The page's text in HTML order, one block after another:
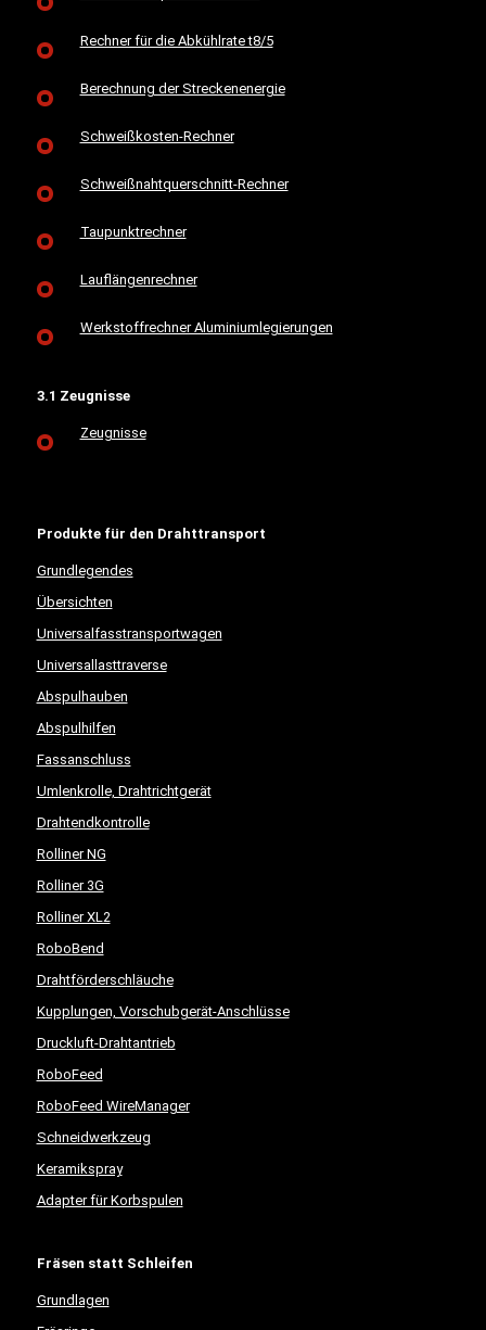
Rechner für die Abkühlrate t8/5
Berechnung der Streckenenergie
Schweißkosten-Rechner
Schweißnahtquerschnitt-Rechner
Taupunktrechner
Lauflängenrechner
Werkstoffrechner Aluminiumlegierungen
3.1 Zeugnisse
Zeugnisse
Produkte für den Drahttransport
Grundlegendes
Übersichten
Universalfasstransportwagen
Universallasttraverse
Abspulhauben
Abspulhilfen
Fassanschluss
Umlenkrolle, Drahtrichtgerät
Drahtendkontrolle
Rolliner NG
Rolliner 3G
Rolliner XL2
RoboBend
Drahtförderschläuche
Kupplungen, Vorschubgerät-Anschlüsse
Druckluft-Drahtantrieb
RoboFeed
RoboFeed WireManager
Schneidwerkzeug
Keramikspray
Adapter für Korbspulen
Fräsen statt Schleifen
Grundlagen